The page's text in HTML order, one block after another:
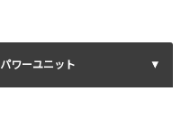
パワーユニット